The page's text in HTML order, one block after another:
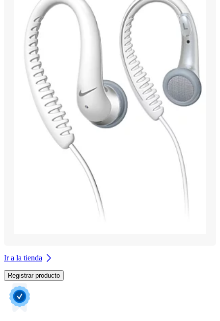
Ir a la tienda
Registrar producto